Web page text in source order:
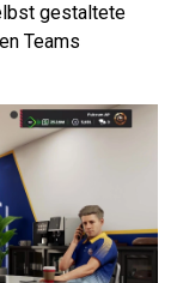
gestaltete
Teams